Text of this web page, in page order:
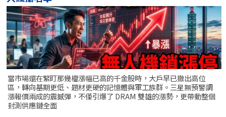
當市場還在緊盯那幾檔漲幅已高的千金股時，大戶早已撤出高位
區，轉向基期更低、題材更硬的記憶體與軍工族群。三星無預警調
漲報價兩成的震撼彈，不僅引爆了 DRAM 雙雄的漲勢，更帶動整個
封測供應鏈全面